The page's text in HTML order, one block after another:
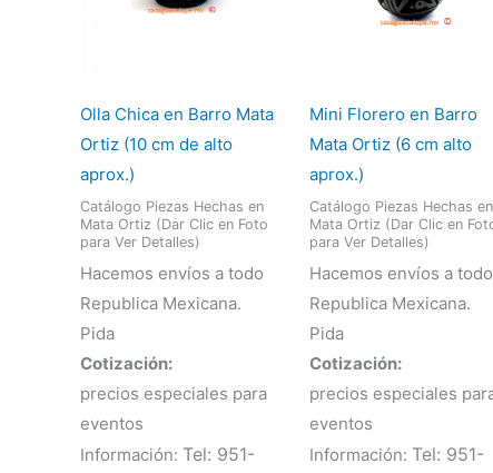
Olla Chica en Barro Mata
Ortiz (10 cm de alto
aprox.)
Catálogo Piezas Hechas en
Mata Ortiz (Dar Clic en Foto
para Ver Detalles)
Hacemos envíos a todo
Republica Mexicana.
Pida
Cotización:
precios especiales para
eventos
Información: Tel: 951-
Mini Florero en Barro
Mata Ortiz (6 cm alto
aprox.)
Catálogo Piezas Hechas en
Mata Ortiz (Dar Clic en
para Ver Detalles)
Hacemos envíos a todo
Republica Mexicana.
Pida
Cotización:
precios especiales
eventos
Información: Tel: 951-